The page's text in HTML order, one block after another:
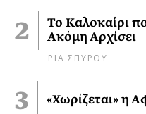
Το Καλοκαίρι
Ακόμη Αρχίσει
ΡΙΑ ΣΠΥΡΟΥ
«Χωρίζεται» η